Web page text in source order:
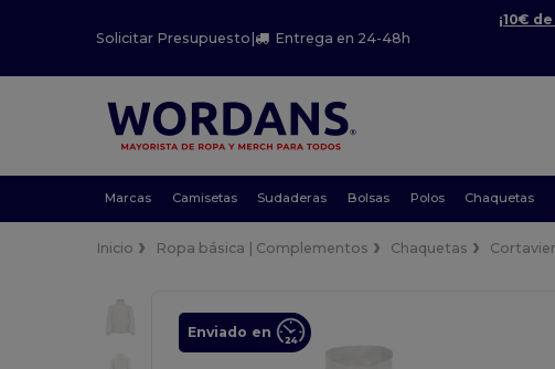
Solicitar Presupuesto | Entrega en 24-48h
¡10€
Marcas Camisetas Sudaderas Bolsas Polos Chaquetas
Inicio Ropa básica | Complementos Chaquetas
Enviado en